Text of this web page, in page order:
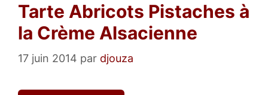
Tarte Abricots Pistaches à
la Crème Alsacienne
17 juin 2014 par djouza